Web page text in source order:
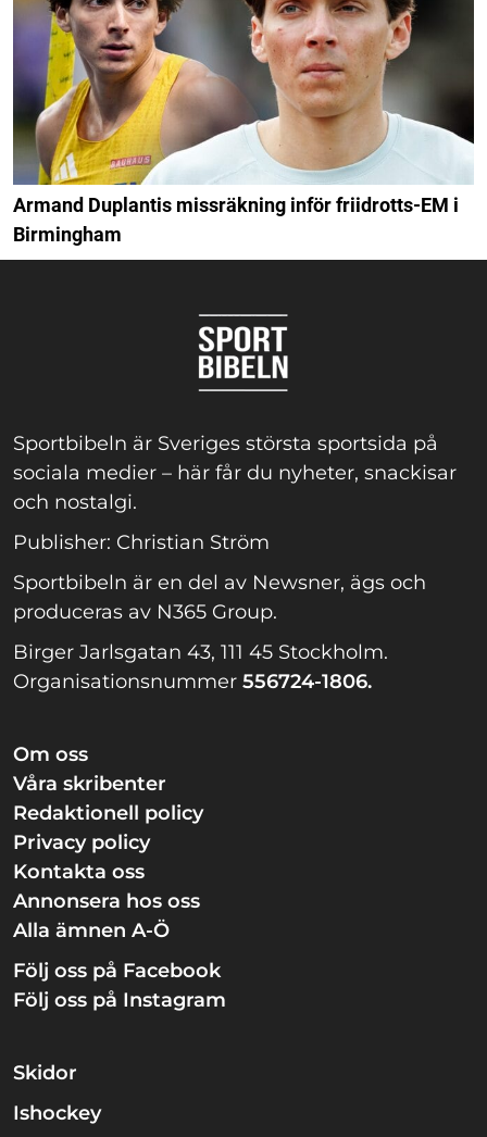
Armand Duplantis missräkning inför friidrotts-EM i
Birmingham
Sportbibeln är Sveriges största sportsida på
sociala medier – här får du nyheter, snackisar
och nostalgi.
Publisher: Christian Ström
Sportbibeln är en del av Newsner, ägs och
produceras av N365 Group.
Birger Jarlsgatan 43, 111 45 Stockholm.
Organisationsnummer 556724-1806.
Om oss
Våra skribenter
Redaktionell policy
Privacy policy
Kontakta oss
Annonsera hos oss
Alla ämnen A-Ö
Följ oss på Facebook
Följ oss på Instagram
Skidor
Ishockey